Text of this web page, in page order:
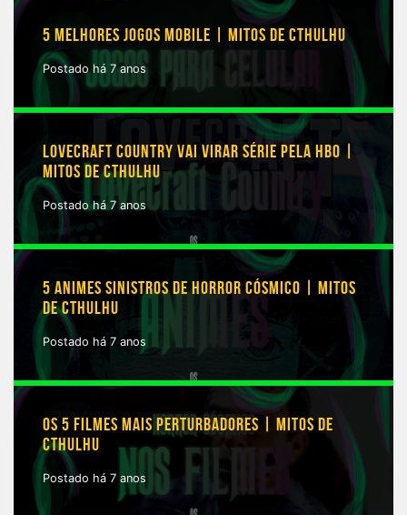
5 MELHORES JOGOS MOBILE | MITOS DE CTHULHU
Postado há 7 anos
LOVECRAFT COUNTRY VAI VIRAR SÉRIE PELA HBO |
MITOS DE CTHULHU
Postado há 7 anos
5 ANIMES SINISTROS DE HORROR CÓSMICO | MITOS
DE CTHULHU
Postado há 7 anos
OS 5 FILMES MAIS PERTURBADORES | MITOS DE
CTHULHU
Postado há 7 anos